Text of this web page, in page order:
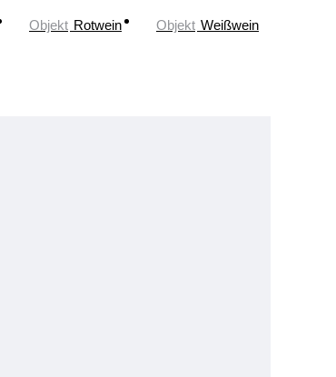
Objekt Rotwein Objekt Weißwein